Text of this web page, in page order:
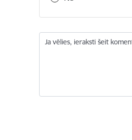
Ja vēlies, ieraksti šeit